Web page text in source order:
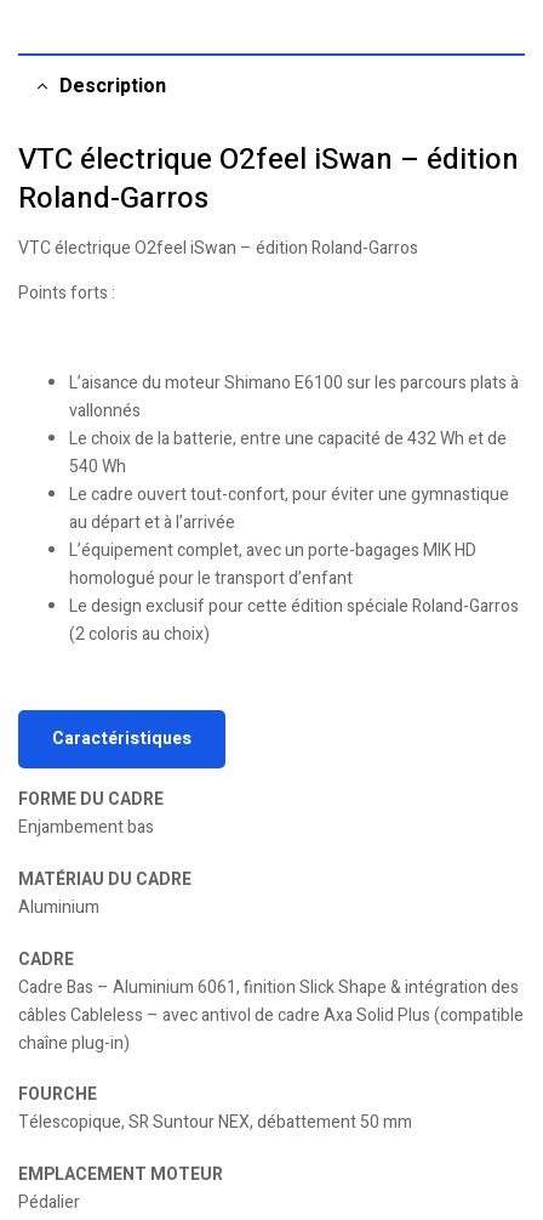
Description
VTC électrique O2feel iSwan – édition
Roland-Garros
VTC électrique O2feel iSwan – édition Roland-Garros
Points forts :
L’aisance du moteur Shimano E6100 sur les parcours plats à
vallonnés
Le choix de la batterie, entre une capacité de 432 Wh et de
540 Wh
Le cadre ouvert tout-confort, pour éviter une gymnastique
au départ et à l’arrivée
L’équipement complet, avec un porte-bagages MIK HD
homologué pour le transport d’enfant
Le design exclusif pour cette édition spéciale Roland-Garros
(2 coloris au choix)
Caractéristiques
FORME DU CADRE
Enjambement bas
MATÉRIAU DU CADRE
Aluminium
CADRE
Cadre Bas – Aluminium 6061, finition Slick Shape & intégration des
câbles Cableless – avec antivol de cadre Axa Solid Plus (compatible
chaîne plug-in)
FOURCHE
Télescopique, SR Suntour NEX, débattement 50 mm
EMPLACEMENT MOTEUR
Pédalier